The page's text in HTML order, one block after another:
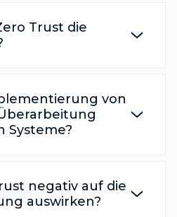
Trust die
von
Systeme?
negativ auf die
auswirken?